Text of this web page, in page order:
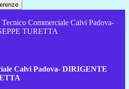
Commerciale Calvi Padova-
TURETTA
Calvi Padova- DIRIGENTE